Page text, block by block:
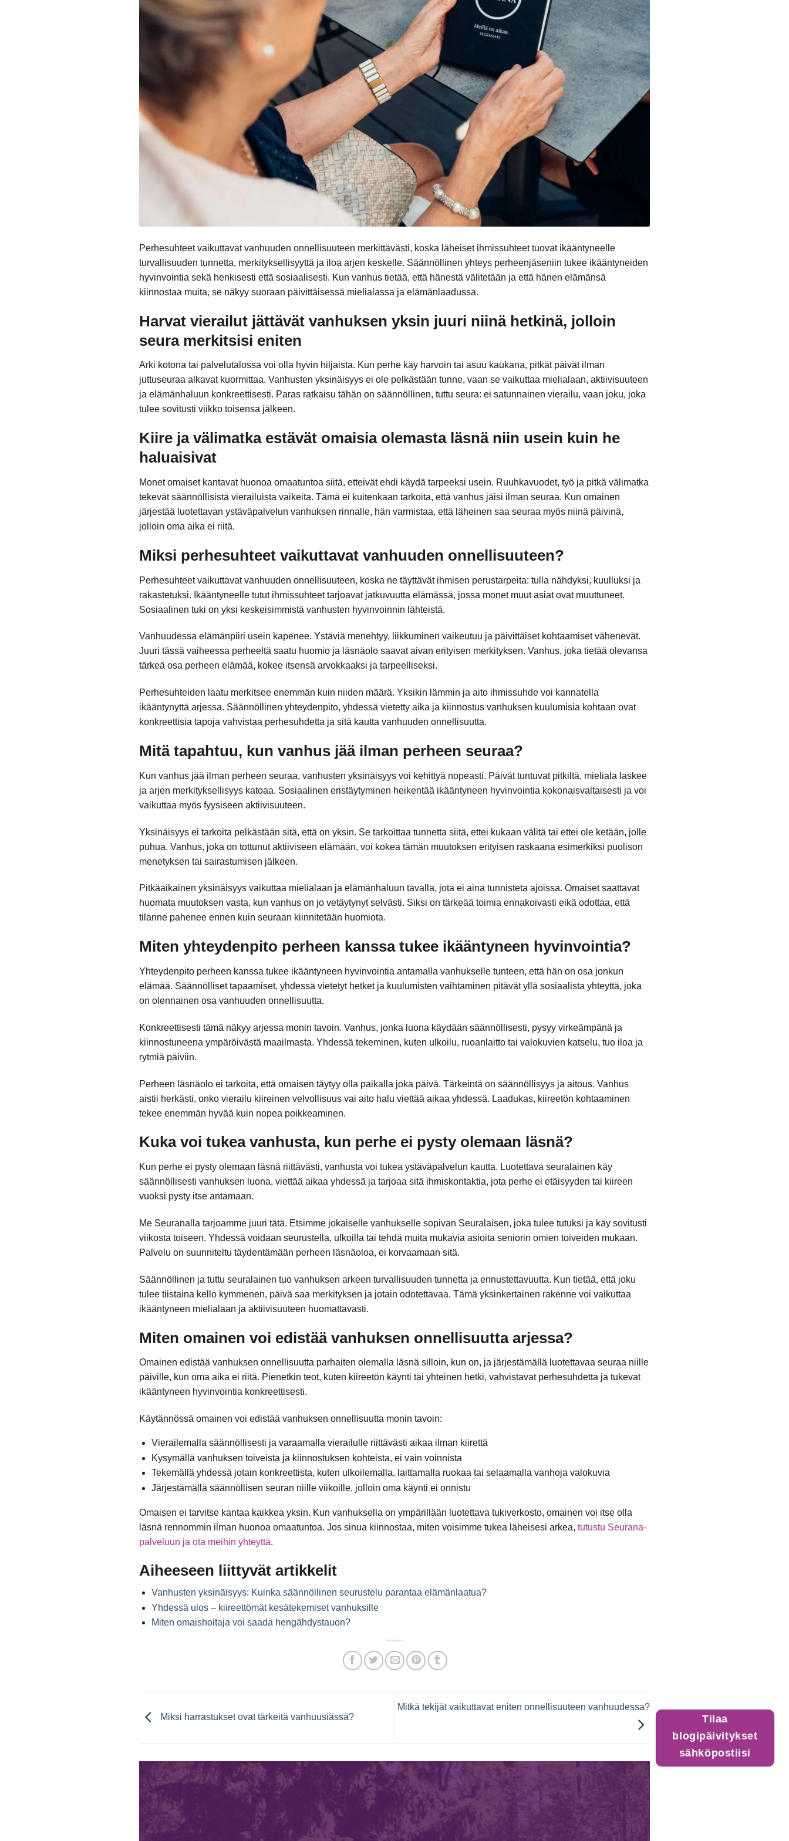
Perhesuhteet vaikuttavat vanhuuden onnellisuuteen merkittävästi, koska läheiset ihmissuhteet tuovat ikääntyneelle
turvallisuuden tunnetta, merkityksellisyyttä ja iloa arjen keskelle. Säännöllinen yhteys perheenjäseniin tukee ikääntyneiden
hyvinvointia sekä henkisesti että sosiaalisesti. Kun vanhus tietää, että hänestä välitetään ja että hänen elämänsä
kiinnostaa muita, se näkyy suoraan päivittäisessä mielialassa ja elämänlaadussa.
Harvat vierailut jättävät vanhuksen yksin juuri niinä hetkinä, jolloin
seura merkitsisi eniten
Arki kotona tai palvelutalossa voi olla hyvin hiljaista. Kun perhe käy harvoin tai asuu kaukana, pitkät päivät ilman
juttuseuraa alkavat kuormittaa. Vanhusten yksinäisyys ei ole pelkästään tunne, vaan se vaikuttaa mielialaan, aktiivisuuteen
ja elämänhaluun konkreettisesti. Paras ratkaisu tähän on säännöllinen, tuttu seura: ei satunnainen vierailu, vaan joku, joka
tulee sovitusti viikko toisensa jälkeen.
Kiire ja välimatka estävät omaisia olemasta läsnä niin usein kuin he
haluaisivat
Monet omaiset kantavat huonoa omaatuntoa siitä, etteivät ehdi käydä tarpeeksi usein. Ruuhkavuodet, työ ja pitkä välimatka
tekevät säännöllisistä vierailuista vaikeita. Tämä ei kuitenkaan tarkoita, että vanhus jäisi ilman seuraa. Kun omainen
järjestää luotettavan ystäväpalvelun vanhuksen rinnalle, hän varmistaa, että läheinen saa seuraa myös niinä päivinä,
jolloin oma aika ei riitä.
Miksi perhesuhteet vaikuttavat vanhuuden onnellisuuteen?
Perhesuhteet vaikuttavat vanhuuden onnellisuuteen, koska ne täyttävät ihmisen perustarpeita: tulla nähdyksi, kuulluksi ja
rakastetuksi. Ikääntyneelle tutut ihmissuhteet tarjoavat jatkuvuutta elämässä, jossa monet muut asiat ovat muuttuneet.
Sosiaalinen tuki on yksi keskeisimmistä vanhusten hyvinvoinnin lähteistä.
Vanhuudessa elämänpiiri usein kapenee. Ystäviä menehtyy, liikkuminen vaikeutuu ja päivittäiset kohtaamiset vähenevät.
Juuri tässä vaiheessa perheeltä saatu huomio ja läsnäolo saavat aivan erityisen merkityksen. Vanhus, joka tietää olevansa
tärkeä osa perheen elämää, kokee itsensä arvokkaaksi ja tarpeelliseksi.
Perhesuhteiden laatu merkitsee enemmän kuin niiden määrä. Yksikin lämmin ja aito ihmissuhde voi kannatella
ikääntynyttä arjessa. Säännöllinen yhteydenpito, yhdessä vietetty aika ja kiinnostus vanhuksen kuulumisia kohtaan ovat
konkreettisia tapoja vahvistaa perhesuhdetta ja sitä kautta vanhuuden onnellisuutta.
Mitä tapahtuu, kun vanhus jää ilman perheen seuraa?
Kun vanhus jää ilman perheen seuraa, vanhusten yksinäisyys voi kehittyä nopeasti. Päivät tuntuvat pitkiltä, mieliala laskee
ja arjen merkityksellisyys katoaa. Sosiaalinen eristäytyminen heikentää ikääntyneen hyvinvointia kokonaisvaltaisesti ja voi
vaikuttaa myös fyysiseen aktiivisuuteen.
Yksinäisyys ei tarkoita pelkästään sitä, että on yksin. Se tarkoittaa tunnetta siitä, ettei kukaan välitä tai ettei ole ketään, jolle
puhua. Vanhus, joka on tottunut aktiiviseen elämään, voi kokea tämän muutoksen erityisen raskaana esimerkiksi puolison
menetyksen tai sairastumisen jälkeen.
Pitkäaikainen yksinäisyys vaikuttaa mielialaan ja elämänhaluun tavalla, jota ei aina tunnisteta ajoissa. Omaiset saattavat
huomata muutoksen vasta, kun vanhus on jo vetäytynyt selvästi. Siksi on tärkeää toimia ennakoivasti eikä odottaa, että
tilanne pahenee ennen kuin seuraan kiinnitetään huomiota.
Miten yhteydenpito perheen kanssa tukee ikääntyneen hyvinvointia?
Yhteydenpito perheen kanssa tukee ikääntyneen hyvinvointia antamalla vanhukselle tunteen, että hän on osa jonkun
elämää. Säännölliset tapaamiset, yhdessä vietetyt hetket ja kuulumisten vaihtaminen pitävät yllä sosiaalista yhteyttä, joka
on olennainen osa vanhuuden onnellisuutta.
Konkreettisesti tämä näkyy arjessa monin tavoin. Vanhus, jonka luona käydään säännöllisesti, pysyy virkeämpänä ja
kiinnostuneena ympäröivästä maailmasta. Yhdessä tekeminen, kuten ulkoilu, ruoanlaitto tai valokuvien katselu, tuo iloa ja
rytmiä päiviin.
Perheen läsnäolo ei tarkoita, että omaisen täytyy olla paikalla joka päivä. Tärkeintä on säännöllisyys ja aitous. Vanhus
aistii herkästi, onko vierailu kiireinen velvollisuus vai aito halu viettää aikaa yhdessä. Laadukas, kiireetön kohtaaminen
tekee enemmän hyvää kuin nopea poikkeaminen.
Kuka voi tukea vanhusta, kun perhe ei pysty olemaan läsnä?
Kun perhe ei pysty olemaan läsnä riittävästi, vanhusta voi tukea ystäväpalvelun kautta. Luotettava seuralainen käy
säännöllisesti vanhuksen luona, viettää aikaa yhdessä ja tarjoaa sitä ihmiskontaktia, jota perhe ei etäisyyden tai kiireen
vuoksi pysty itse antamaan.
Me Seuranalla tarjoamme juuri tätä. Etsimme jokaiselle vanhukselle sopivan Seuralaisen, joka tulee tutuksi ja käy sovitusti
viikosta toiseen. Yhdessä voidaan seurustella, ulkoilla tai tehdä muita mukavia asioita seniorin omien toiveiden mukaan.
Palvelu on suunniteltu täydentämään perheen läsnäoloa, ei korvaamaan sitä.
Säännöllinen ja tuttu seuralainen tuo vanhuksen arkeen turvallisuuden tunnetta ja ennustettavuutta. Kun tietää, että joku
tulee tiistaina kello kymmenen, päivä saa merkityksen ja jotain odotettavaa. Tämä yksinkertainen rakenne voi vaikuttaa
ikääntyneen mielialaan ja aktiivisuuteen huomattavasti.
Miten omainen voi edistää vanhuksen onnellisuutta arjessa?
Omainen edistää vanhuksen onnellisuutta parhaiten olemalla läsnä silloin, kun on, ja järjestämällä luotettavaa seuraa niille
päiville, kun oma aika ei riitä. Pienetkin teot, kuten kiireetön käynti tai yhteinen hetki, vahvistavat perhesuhdetta ja tukevat
ikääntyneen hyvinvointia konkreettisesti.
Käytännössä omainen voi edistää vanhuksen onnellisuutta monin tavoin:
Vierailemalla säännöllisesti ja varaamalla vierailulle riittävästi aikaa ilman kiirettä
Kysymällä vanhuksen toiveista ja kiinnostuksen kohteista, ei vain voinnista
Tekemällä yhdessä jotain konkreettista, kuten ulkoilemalla, laittamalla ruokaa tai selaamalla vanhoja valokuvia
Järjestämällä säännöllisen seuran niille viikoille, jolloin oma käynti ei onnistu
Omaisen ei tarvitse kantaa kaikkea yksin. Kun vanhuksella on ympärillään luotettava tukiverkosto, omainen voi itse olla
läsnä rennommin ilman huonoa omaatuntoa. Jos sinua kiinnostaa, miten voisimme tukea läheisesi arkea, tutustu Seurana-
palveluun ja ota meihin yhteyttä.
Aiheeseen liittyvät artikkelit
Vanhusten yksinäisyys: Kuinka säännöllinen seurustelu parantaa elämänlaatua?
Yhdessä ulos – kiireettömät kesätekemiset vanhuksille
Miten omaishoitaja voi saada hengähdystauon?
Miksi harrastukset ovat tärkeitä vanhuusiässä?
Mitkä tekijät vaikuttavat eniten onnellisuuteen vanhuudessa?
Tilaa
blogipäivitykset
sähköpostiisi